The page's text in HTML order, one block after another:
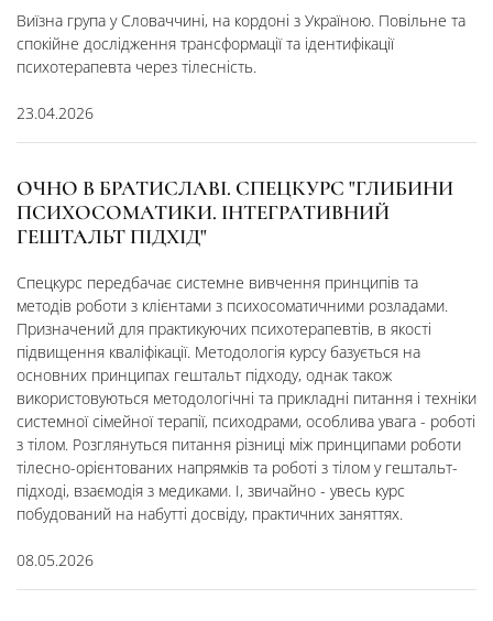
Виїзна група у Словаччині, на кордоні з Україною. Повільне та
спокійне дослідження трансформації та ідентифікації
психотерапевта через тілесність.
23.04.2026
ОЧНО В БРАТИСЛАВІ. СПЕЦКУРС "ГЛИБИНИ
ПСИХОСОМАТИКИ. ІНТЕГРАТИВНИЙ
ГЕШТАЛЬТ ПІДХІД"
Спецкурс передбачає системне вивчення принципів та
методів роботи з клієнтами з психосоматичними розладами.
Призначений для практикуючих психотерапевтів, в якості
підвищення кваліфікації. Методологія курсу базується на
основних принципах гештальт підходу, однак також
використовуються методологічні та прикладні питання і техніки
системної сімейної терапії, психодрами, особлива увага - роботі
з тілом. Розглянуться питання різниці між принципами роботи
тілесно-орієнтованих напрямків та роботі з тілом у гештальт-
підході, взаємодія з медиками. І, звичайно - увесь курс
побудований на набутті досвіду, практичних заняттях.
08.05.2026